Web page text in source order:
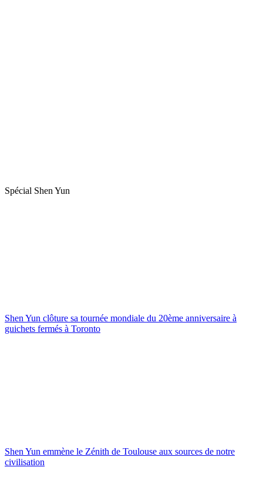
Spécial Shen Yun
Shen Yun clôture sa tournée mondiale du 20ème anniversaire à
guichets fermés à Toronto
Shen Yun emmène le Zénith de Toulouse aux sources de notre
civilisation